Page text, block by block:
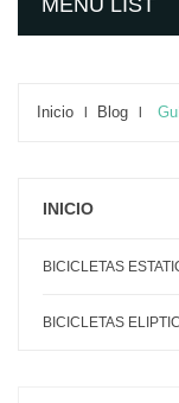
MENU LIST
Inicio Blog
INICIO
BICICLETAS
BICICLETAS